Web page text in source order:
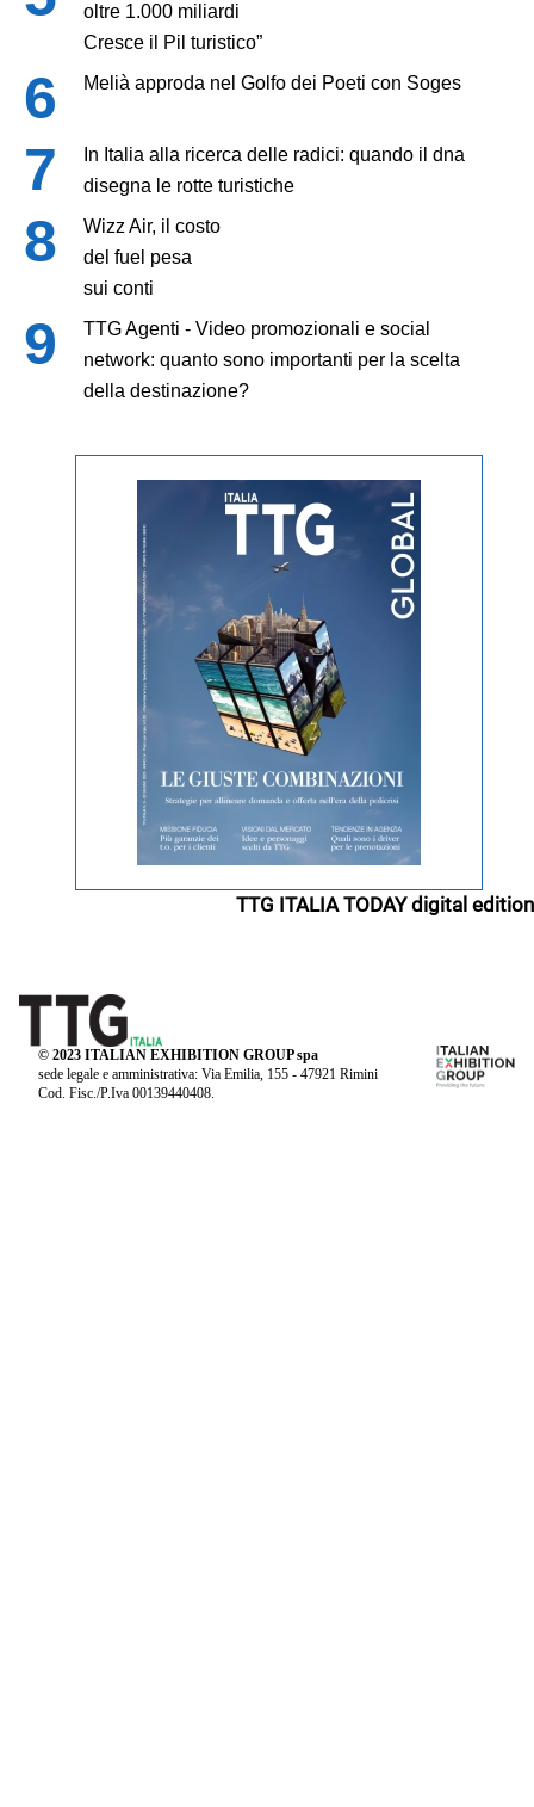
oltre 1.000 miliardi
Cresce il Pil turistico”
Melià approda nel Golfo dei Poeti con Soges
In Italia alla ricerca delle radici: quando il dna
disegna le rotte turistiche
Wizz Air, il costo
del fuel pesa
sui conti
TTG Agenti - Video promozionali e social
network: quanto sono importanti per la scelta
della destinazione?
TTG ITALIA TODAY digital edition
© 2023 ITALIAN EXHIBITION GROUP spa
sede legale e amministrativa: Via Emilia, 155 - 47921 Rimini
Cod. Fisc./P.Iva 00139440408.